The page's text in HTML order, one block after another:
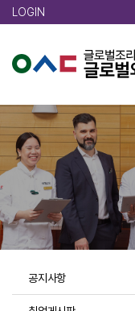
LOGIN
공지사항